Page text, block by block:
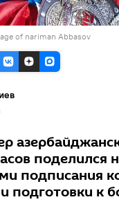
of nariman Abbasov
поделился
подписания
подготовки к